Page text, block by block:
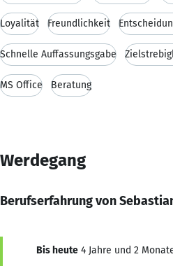
Loyalität Freundlichkeit
Schnelle Auffassungsgabe
MS Office Beratung
Werdegang
Berufserfahrung von
Bis heute 4 Jahre und 2